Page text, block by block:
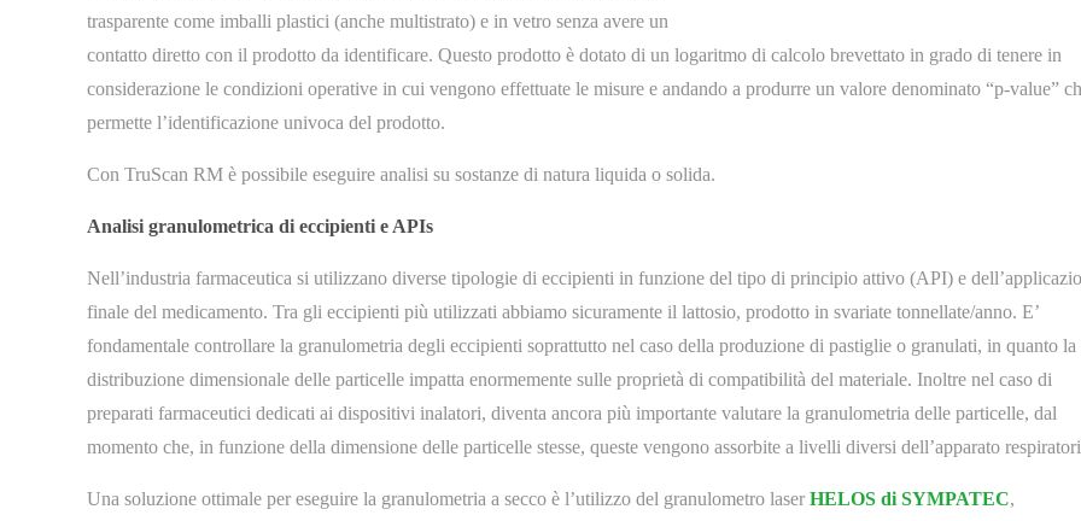
trasparente come imballi plastici (anche multistrato) e in vetro senza avere un
contatto diretto con il prodotto da identificare. Questo prodotto è dotato di un logaritmo di calcolo brevettato in grado di tenere in
considerazione le condizioni operative in cui vengono effettuate le misure e andando a produrre un valore denominato “p-value”
permette l’identificazione univoca del prodotto.
Con TruScan RM è possibile eseguire analisi su sostanze di natura liquida o solida.
Analisi granulometrica di eccipienti e APIs
Nell’industria farmaceutica si utilizzano diverse tipologie di eccipienti in funzione del tipo di principio attivo (API) e
finale del medicamento. Tra gli eccipienti più utilizzati abbiamo sicuramente il lattosio, prodotto in svariate tonnellate/anno. E’
fondamentale controllare la granulometria degli eccipienti soprattutto nel caso della produzione di pastiglie o granulati, in quanto la
distribuzione dimensionale delle particelle impatta enormemente sulle proprietà di compatibilità del materiale. Inoltre nel caso di
preparati farmaceutici dedicati ai dispositivi inalatori, diventa ancora più importante valutare la granulometria delle particelle, dal
momento che, in funzione della dimensione delle particelle stesse, queste vengono assorbite a livelli diversi dell’apparato
Una soluzione ottimale per eseguire la granulometria a secco è l’utilizzo del granulometro laser HELOS di SYMPATEC,